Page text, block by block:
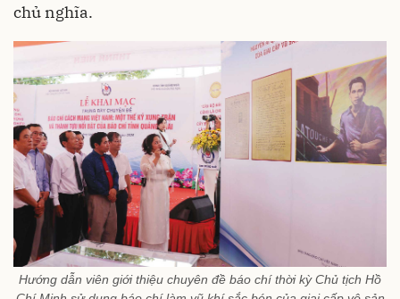
chủ nghĩa.
Hướng dẫn viên giới thiệu chuyên đề báo chí thời kỳ Chủ tịch Hồ